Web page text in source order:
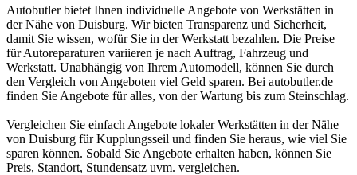
Autobutler bietet Ihnen individuelle Angebote von Werkstätten in
der Nähe von Duisburg. Wir bieten Transparenz und Sicherheit,
damit Sie wissen, wofür Sie in der Werkstatt bezahlen. Die Preise
für Autoreparaturen variieren je nach Auftrag, Fahrzeug und
Werkstatt. Unabhängig von Ihrem Automodell, können Sie durch
den Vergleich von Angeboten viel Geld sparen. Bei autobutler.de
finden Sie Angebote für alles, von der Wartung bis zum Steinschlag.
Vergleichen Sie einfach Angebote lokaler Werkstätten in der Nähe
von Duisburg für Kupplungsseil und finden Sie heraus, wie viel Sie
sparen können. Sobald Sie Angebote erhalten haben, können Sie
Preis, Standort, Stundensatz uvm. vergleichen.